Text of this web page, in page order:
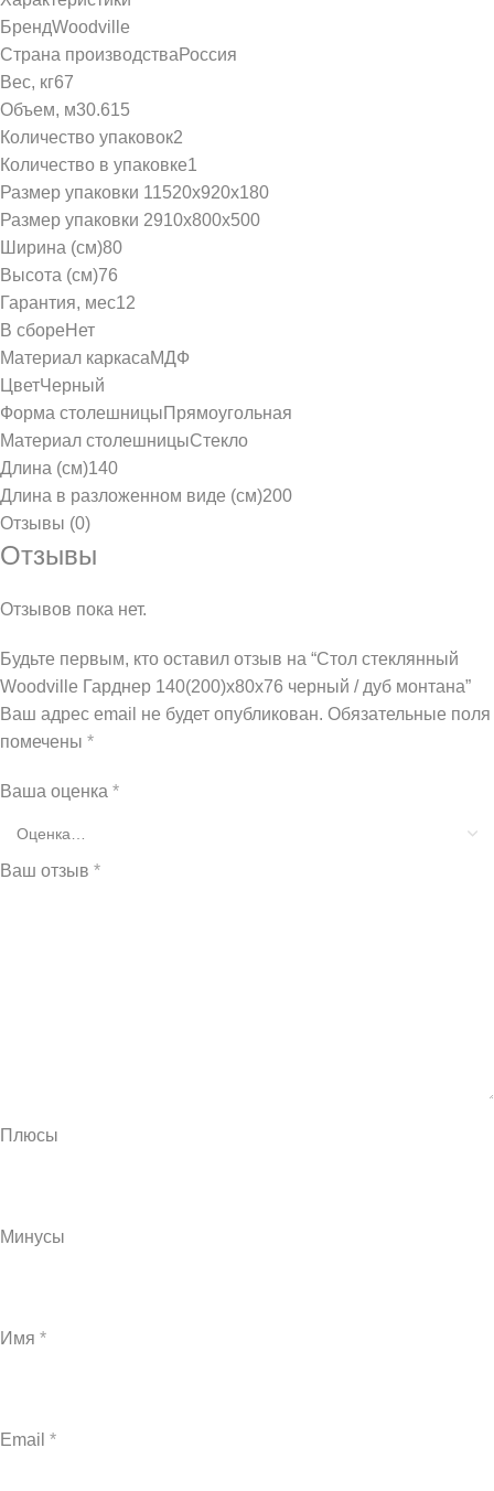
БрендWoodville
Страна производства Россия
Вес, кг67
Объем, м30.615
Количество упаковок2
Количество в упаковке1
Размер упаковки 11520х920х180
Размер упаковки 2910х800х500
Ширина (см)80
Высота (см)76
Гарантия, мес12
В сборе Нет
Материал каркасаМДФ
ЦветЧерный
Форма столешницыПрямоугольная
Материал столешницыСтекло
Длина (см)140
Длина в разложенном виде (см)200
Отзывы (0)
Отзывы
Отзывов пока нет.
Будьте первым, кто оставил отзыв на “Стол стеклянный
Woodville Гарднер 140(200)х80х76 черный / дуб монтана”
Ваш адрес email не будет опубликован. Обязательные поля
помечены *
Ваша оценка *
Ваш отзыв *
Плюсы
Минусы
Имя *
Email *